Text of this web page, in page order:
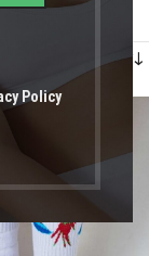
Policy